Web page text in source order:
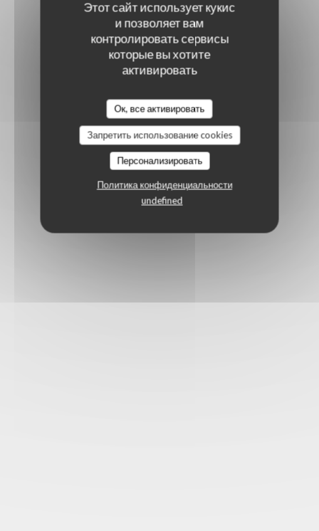
Этот сайт использует кукис
и позволяет вам
контролировать сервисы
которые вы хотите
активировать
Ок, все активировать
Запретить использование cookies
Персонализировать
Политика конфиденциальности
undefined